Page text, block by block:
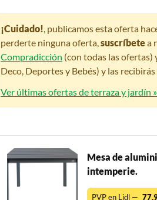
¡Cuidado! , publicamos esta oferta
perderte ninguna oferta, suscríbetea
Compradicción (con todas las ofertas)
Deco, Deportes y Bebés) y las
Ver últimas ofertas de terraza y jardín »
Mesa de
intemperie.
PVP en Lidl —